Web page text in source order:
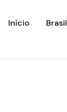
Início(current)
Brasil